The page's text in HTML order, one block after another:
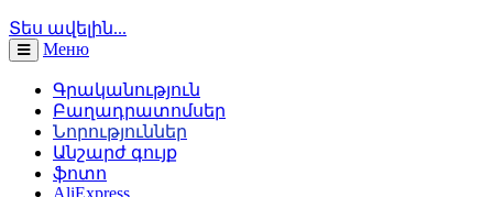
Տես ավելին...
Меню
Գրականություն
Բաղադրատոմսեր
Նորություններ
Անշարժ գույք
ֆոտո
AliExpress